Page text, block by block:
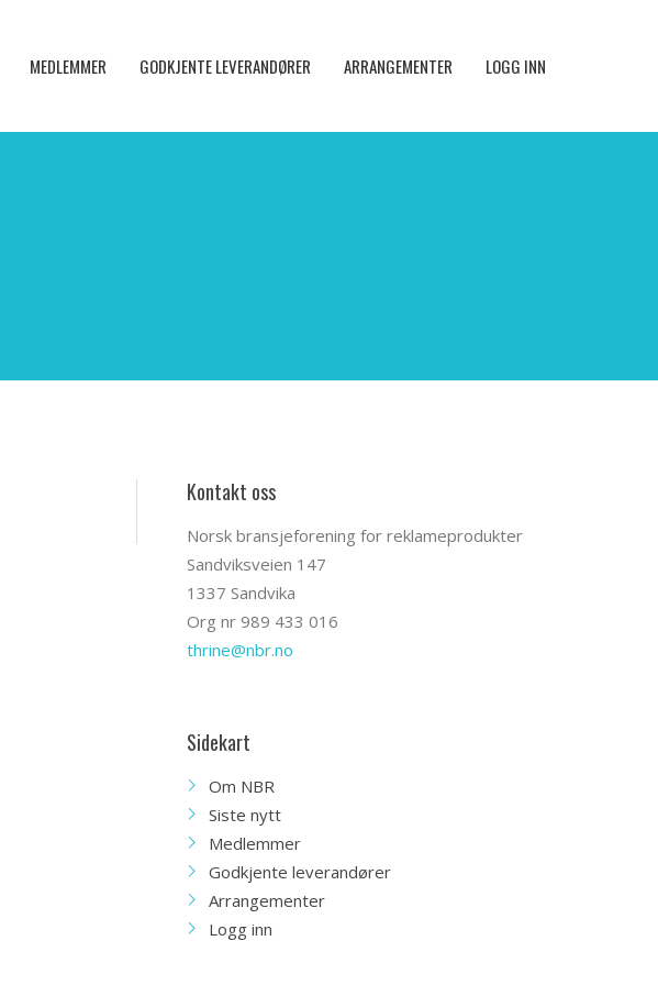
MEDLEMMER GODKJENTE LEVERANDØRER ARRANGEMENTER LOGG INN
Kontakt oss
Norsk bransjeforening for reklameprodukter
Sandviksveien 147
1337 Sandvika
Org nr 989 433 016
thrine@nbr.no
Sidekart
Om NBR
Siste nytt
Medlemmer
Godkjente leverandører
Arrangementer
Logg inn